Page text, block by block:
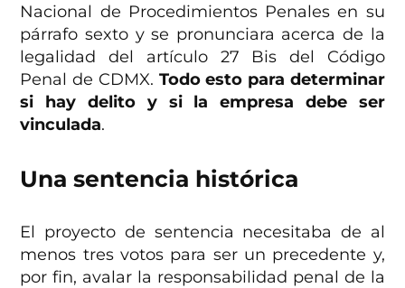
Nacional de Procedimientos Penales en su
párrafo sexto y se pronunciara acerca de la
legalidad del artículo 27 Bis del Código
Penal de CDMX. Todo esto para determinar
si hay delito y si la empresa debe ser
vinculada.
Una sentencia histórica
El proyecto de sentencia necesitaba de al
menos tres votos para ser un precedente y,
por fin, avalar la responsabilidad penal de la